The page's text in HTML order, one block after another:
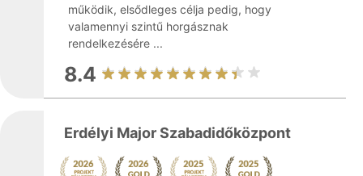
működik, elsődleges célja pedig, hogy
valamennyi szintű horgásznak
rendelkezésére ...
8.4
Erdélyi Major Szabadidőközpont